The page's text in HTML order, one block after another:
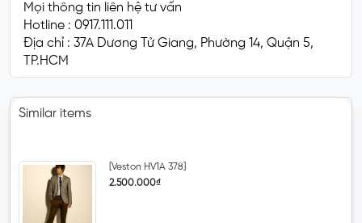
Mọi thông tin liên hệ tư vấn
Hotline : 0917.111.011
Địa chỉ : 37A Dương Tử Giang, Phường 14, Quận 5,
TP.HCM
Similar items
[Veston HV1A 378]
2.500.000₫